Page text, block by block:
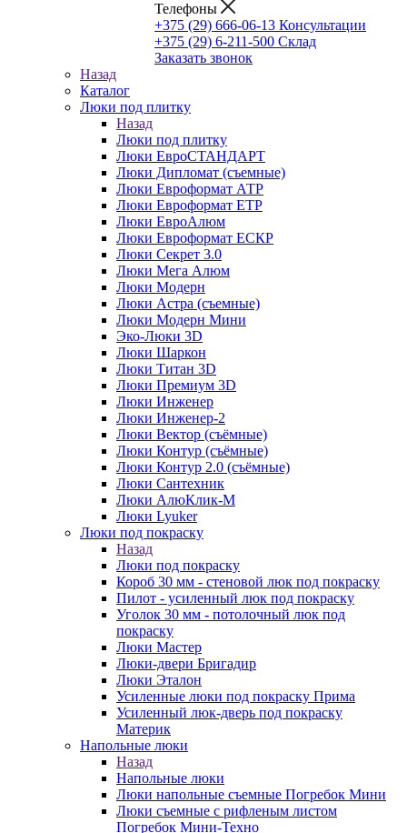
Телефоны
+375 (29) 666-06-13 Консультации
+375 (29) 6-211-500 Склад
Заказать звонок
Назад
Каталог
Люки под плитку
Назад
Люки под плитку
Люки ЕвроСТАНДАРТ
Люки Дипломат (съемные)
Люки Евроформат АТР
Люки Евроформат ЕТР
Люки ЕвроАлюм
Люки Евроформат ЕСКР
Люки Секрет 3.0
Люки Мега Алюм
Люки Модерн
Люки Астра (съемные)
Люки Модерн Мини
Эко-Люки 3D
Люки Шаркон
Люки Титан 3D
Люки Премиум 3D
Люки Инженер
Люки Инженер-2
Люки Вектор (съёмные)
Люки Контур (съёмные)
Люки Контур 2.0 (съёмные)
Люки Сантехник
Люки АлюКлик-М
Люки Lyuker
Люки под покраску
Назад
Люки под покраску
Короб 30 мм - стеновой люк под покраску
Пилот - усиленный люк под покраску
Уголок 30 мм - потолочный люк под
покраску
Люки Мастер
Люки-двери Бригадир
Люки Эталон
Усиленные люки под покраску Прима
Усиленный люк-дверь под покраску
Материк
Напольные люки
Назад
Напольные люки
Люки напольные съемные Погребок Мини
Люки съемные с рифленым листом
Погребок Мини-Техно